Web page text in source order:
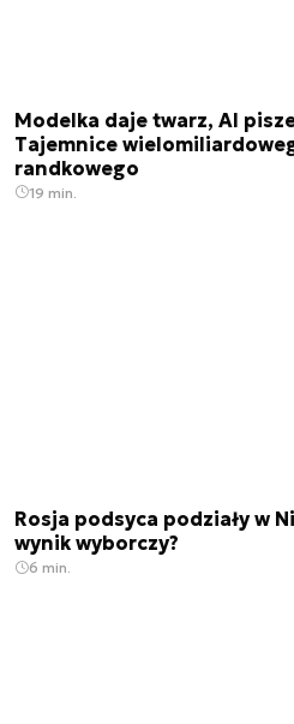
Modelka daje twarz, AI
Tajemnice
randkowego
19 min.
Rosja podsyca podziały w
wynik wyborczy?
6 min.